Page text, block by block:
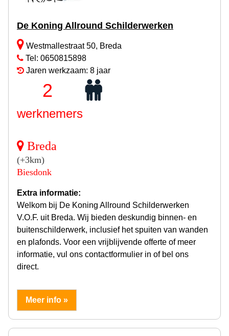
De Koning Allround Schilderwerken
Westmallestraat 50, Breda
Tel: 0650815898
Jaren werkzaam: 8 jaar
2
werknemers
Breda
(+3km)
Biesdonk
Extra informatie:
Welkom bij De Koning Allround Schilderwerken
V.O.F. uit Breda. Wij bieden deskundig binnen- en
buitenschilderwerk, inclusief het spuiten van wanden
en plafonds. Voor een vrijblijvende offerte of meer
informatie, vul ons contactformulier in of bel ons
direct.
Meer info »